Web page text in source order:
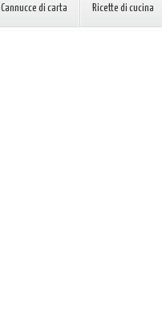
Cannucce di carta Ricette di cucina